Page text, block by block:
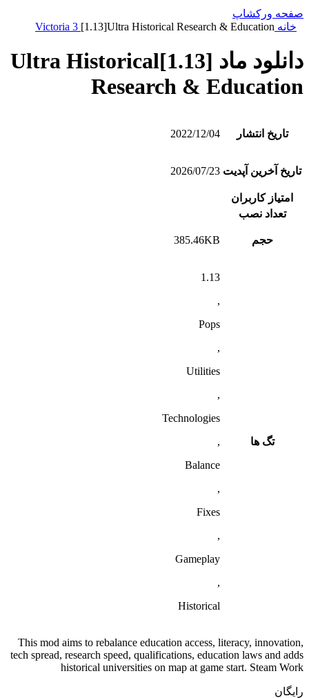
صفحه ورکشاپ
خانه
Victoria 3 [1.13]Ultra Historical Research & Education
دانلود ماد [1.13]Ultra Historical
Research & Education
تاریخ انتشار 2022/12/04
تاریخ آخرین آپدیت 2026/07/23
امتیاز کاربران
تعداد نصب
حجم 385.46KB
تگ ها
1.13
,
Pops
,
Utilities
,
Technologies
,
Balance
,
Fixes
,
Gameplay
,
Historical
This mod aims to rebalance education access, literacy, innovation,
tech spread, research speed, qualifications, education laws and adds
historical universities on map at game start. Steam Work
رایگان